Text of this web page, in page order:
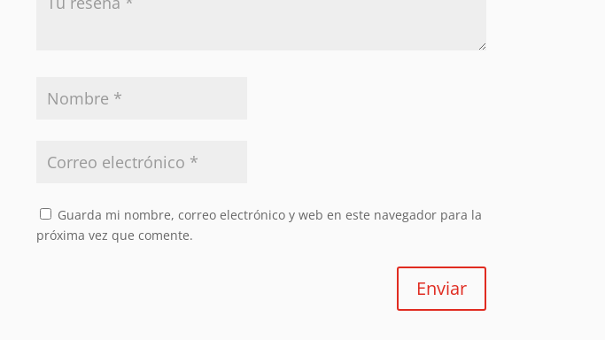
Guarda mi nombre, correo electrónico y web en este navegador para la
próxima vez que comente.
Enviar